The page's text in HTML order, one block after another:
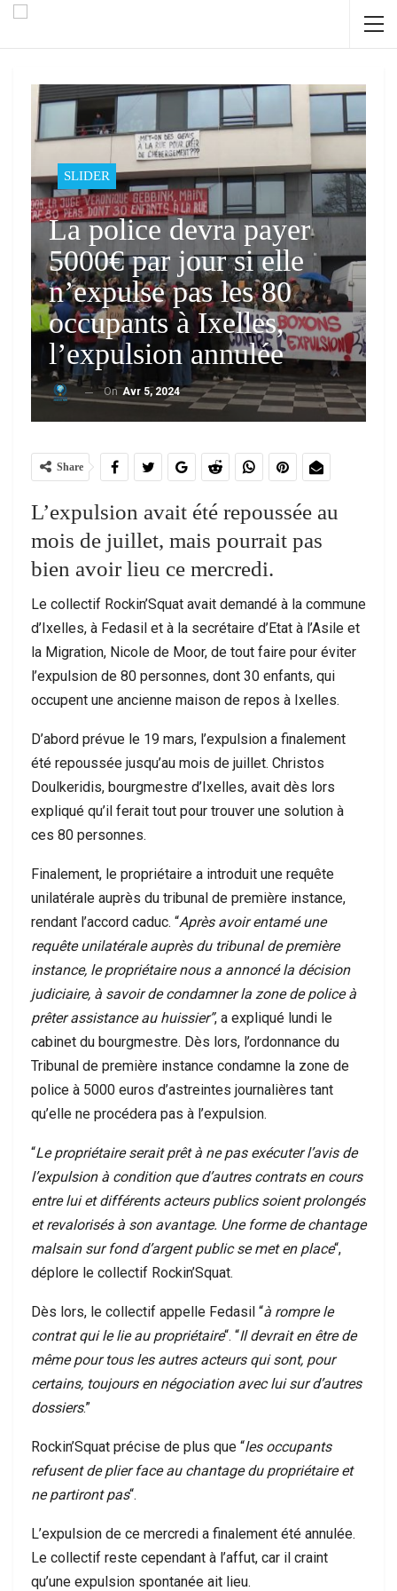
SLIDER
La police devra payer
5000€ par jour si elle
n’expulse pas les 80
occupants à Ixelles,
l’expulsion annulée
OnAvr 5, 2024
Share
L’expulsion avait été repoussée au
mois de juillet, mais pourrait pas
bien avoir lieu ce mercredi.
Le collectif Rockin’Squat avait demandé à la commune
d’Ixelles, à Fedasil et à la secrétaire d’Etat à l’Asile et
la Migration, Nicole de Moor, de tout faire pour éviter
l’expulsion de 80 personnes, dont 30 enfants, qui
occupent une ancienne maison de repos à Ixelles.
D’abord prévue le 19 mars, l’expulsion a finalement
été repoussée jusqu’au mois de juillet. Christos
Doulkeridis, bourgmestre d’Ixelles, avait dès lors
expliqué qu’il ferait tout pour trouver une solution à
ces 80 personnes.
Finalement, le propriétaire a introduit une requête
unilatérale auprès du tribunal de première instance,
rendant l’accord caduc. “Après avoir entamé une
requête unilatérale auprès du tribunal de première
instance, le propriétaire nous a annoncé la décision
judiciaire, à savoir de condamner la zone de police à
prêter assistance au huissier”, a expliqué lundi le
cabinet du bourgmestre. Dès lors, l’ordonnance du
Tribunal de première instance condamne la zone de
police à 5000 euros d’astreintes journalières tant
qu’elle ne procédera pas à l’expulsion.
“Le propriétaire serait prêt à ne pas exécuter l’avis de
l’expulsion à condition que d’autres contrats en cours
entre lui et différents acteurs publics soient prolongés
et revalorisés à son avantage. Une forme de chantage
malsain sur fond d’argent public se met en place“,
déplore le collectif Rockin’Squat.
Dès lors, le collectif appelle Fedasil “à rompre le
contrat qui le lie au propriétaire“. “Il devrait en être de
même pour tous les autres acteurs qui sont, pour
certains, toujours en négociation avec lui sur d’autres
dossiers.”
Rockin’Squat précise de plus que “les occupants
refusent de plier face au chantage du propriétaire et
ne partiront pas“.
L’expulsion de ce mercredi a finalement été annulée.
Le collectif reste cependant à l’affut, car il craint
qu’une expulsion spontanée ait lieu.